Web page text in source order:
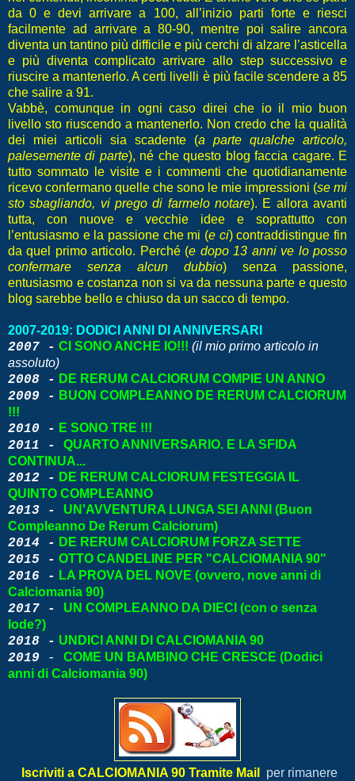
da 0 e devi arrivare a 100, all’inizio parti forte e riesci
facilmente ad arrivare a 80-90, mentre poi salire ancora
diventa un tantino più difficile e più cerchi di alzare l’asticella
e più diventa complicato arrivare allo step successivo e
riuscire a mantenerlo. A certi livelli è più facile scendere a 85
che salire a 91.
Vabbè, comunque in ogni caso direi che io il mio buon
livello sto riuscendo a mantenerlo. Non credo che la qualità
dei miei articoli sia scadente (a parte qualche articolo,
palesemente di parte), né che questo blog faccia cagare. E
tutto sommato le visite e i commenti che quotidianamente
ricevo confermano quelle che sono le mie impressioni (se mi
sto sbagliando, vi prego di farmelo notare). E allora avanti
tutta, con nuove e vecchie idee e soprattutto con
l’entusiasmo e la passione che mi (e ci) contraddistingue fin
da quel primo articolo. Perché (e dopo 13 anni ve lo posso
confermare senza alcun dubbio) senza passione,
entusiasmo e costanza non si va da nessuna parte e questo
blog sarebbe bello e chiuso da un sacco di tempo.
2007-2019: DODICI ANNI DI ANNIVERSARI
2007 - CI SONO ANCHE IO!!! (il mio primo articolo in
assoluto)
2008 - DE RERUM CALCIORUM COMPIE UN ANNO
2009 - BUON COMPLEANNO DE RERUM CALCIORUM
!!!
2010 - E SONO TRE !!!
2011 - QUARTO ANNIVERSARIO. E LA SFIDA
CONTINUA...
2012 - DE RERUM CALCIORUM FESTEGGIA IL
QUINTO COMPLEANNO
2013 - UN'AVVENTURA LUNGA SEI ANNI (Buon
Compleanno De Rerum Calciorum)
2014 - DE RERUM CALCIORUM FORZA SETTE
2015 - OTTO CANDELINE PER "CALCIOMANIA 90"
2016 - LA PROVA DEL NOVE (ovvero, nove anni di
Calciomania 90)
2017 - UN COMPLEANNO DA DIECI (con o senza
lode?)
2018 - UNDICI ANNI DI CALCIOMANIA 90
2019 - COME UN BAMBINO CHE CRESCE (Dodici
anni di Calciomania 90)
Iscriviti a CALCIOMANIA 90 Tramite Mail
per rimanere